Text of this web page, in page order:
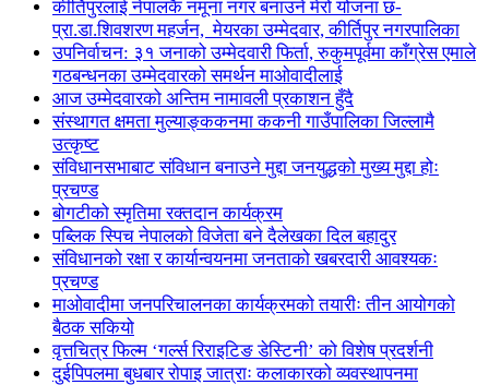
कीर्तिपुरलाई नेपालकै नमूना नगर बनाउने मेरो योजना छ-
प्रा.डा.शिवशरण महर्जन, मेयरका उम्मेदवार, कीर्तिपुर नगरपालिका
उपनिर्वाचन: ३१ जनाको उम्मेदवारी फिर्ता, रुकुमपूर्वमा काँग्रेस एमाले
गठबन्धनका उम्मेदवारको समर्थन माओवादीलाई
आज उम्मेदवारको अन्तिम नामावली प्रकाशन हुँदै
संस्थागत क्षमता मुल्याङ्ककनमा ककनी गाउँपालिका जिल्लामै
उत्कृष्ट
संविधानसभाबाट संविधान बनाउने मुद्दा जनयुद्धको मुख्य मुद्दा होः
प्रचण्ड
बोगटीको स्मृतिमा रक्तदान कार्यक्रम
पब्लिक स्पिच नेपालको विजेता बने दैलेखका दिल बहादुर
संविधानको रक्षा र कार्यान्वयनमा जनताको खबरदारी आवश्यकः
प्रचण्ड
माओवादीमा जनपरिचालनका कार्यक्रमको तयारीः तीन आयोगको
बैठक सकियो
वृत्तचित्र फिल्म ‘गर्ल्स रिराइटिङ डेस्टिनी’ को विशेष प्रदर्शनी
दुईपिपलमा बुधबार रोपाइ जात्राः कलाकारको व्यवस्थापनमा